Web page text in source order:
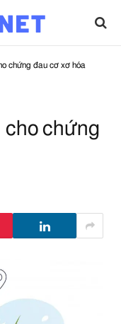
chứng đau cơ xơ hóa
cho chứng